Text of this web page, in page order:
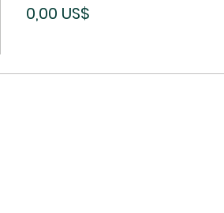
0,00 US$